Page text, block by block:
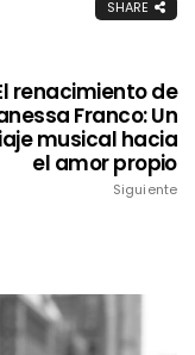
SHARE
renacimiento de
Franco: Un
musical hacia
el amor propio
Siguiente